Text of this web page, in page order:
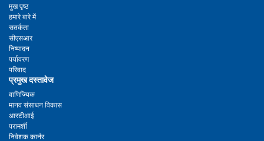
मुख पृष्ठ
हमारे बारे में
सतर्कता
सीएसआर
निष्पादन
पर्यावरण
परिवाद
प्रमुख दस्तावेज
वाणिज्यिक
मानव संसाधन विकास
आरटीआई
परामर्शी
निवेशक कार्नर